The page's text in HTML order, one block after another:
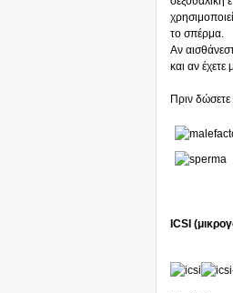
το σπέρμα.
Αν
και αν έχετε
Πριν
ICSI